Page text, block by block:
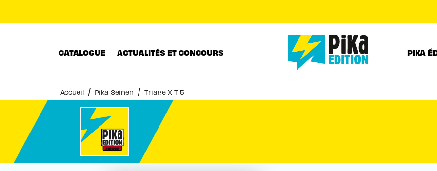
CATALOGUE ACTUALITÉS ET CONCOURS PIKA
Accueil / Pika Seinen / Triage X T15